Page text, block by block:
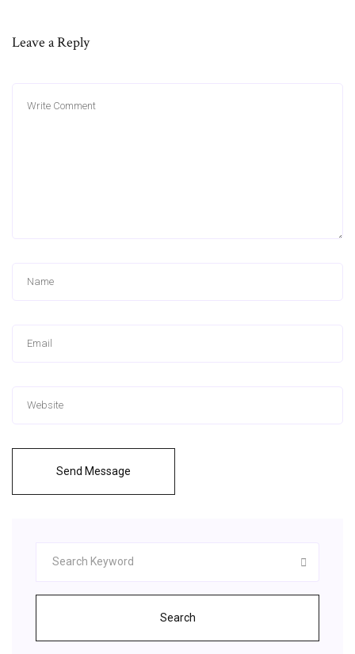
Leave a Reply
Send Message
Search